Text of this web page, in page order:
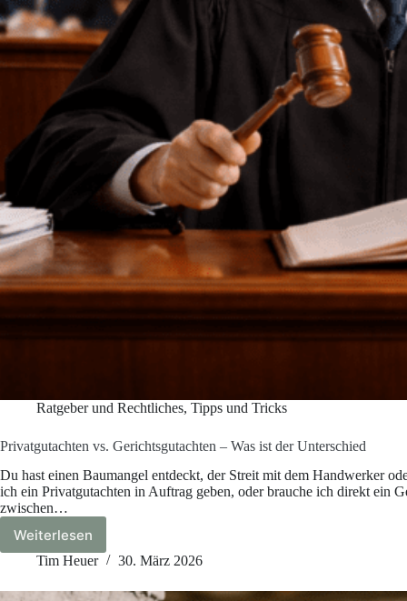
Ratgeber und Rechtliches, Tipps und Tricks
Privatgutachten vs. Gerichtsgutachten – Was ist der Unterschied
Du hast einen Baumangel entdeckt, der Streit mit dem Handwerker
ich ein Privatgutachten in Auftrag geben, oder brauche ich direkt ein
zwischen…
WeiterlesenPrivatgutachten
vs.
–
Tim Heuer 30. März 2026